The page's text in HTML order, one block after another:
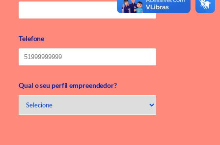
Telefone
Qual o seu perfil empreendedor?